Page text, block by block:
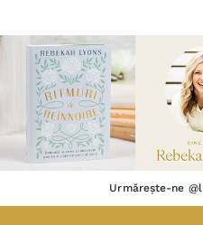
Urmărește-ne